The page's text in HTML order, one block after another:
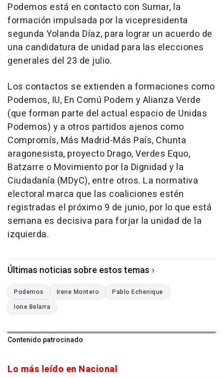
Podemos está en contacto con Sumar, la
formación impulsada por la vicepresidenta
segunda Yolanda Díaz, para lograr un acuerdo de
una candidatura de unidad para las elecciones
generales del 23 de julio.
Los contactos se extienden a formaciones como
Podemos, IU, En Comú Podem y Alianza Verde
(que forman parte del actual espacio de Unidas
Podemos) y a otros partidos ajenos como
Compromís, Más Madrid-Más País, Chunta
aragonesista, proyecto Drago, Verdes Equo,
Batzarre o Movimiento por la Dignidad y la
Ciudadanía (MDyC), entre otros. La normativa
electoral marca que las coaliciones estén
registradas el próximo 9 de junio, por lo que está
semana es decisiva para forjar la unidad de la
izquierda.
Últimas noticias sobre estos temas
Podemos Irene Montero
Pablo Echenique
Ione Belarra
Contenido patrocinado
Lo más leído en Nacional